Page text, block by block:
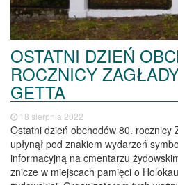
OSTATNI DZIEŃ
ROCZNICY
GETTA
18 sierpnia 2022
Ostatni dzień obchodów 80. rocznicy
upłynął pod znakiem wydarzeń
informacyjną na cmentarzu
znicze w miejscach pamięci o